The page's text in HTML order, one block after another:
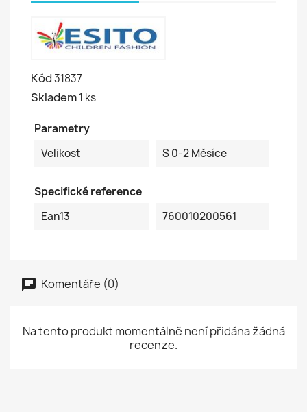
Kód31837
Skladem1 ks
Parametry
Velikost
S 0-2 Měsíce
Specifické reference
Ean13
760010200561
Komentáře (0)
Na tento produkt momentálně není přidána žádná
recenze.